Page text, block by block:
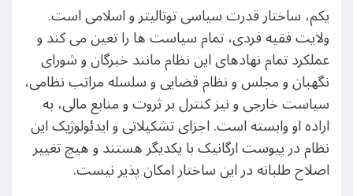
یکم، ساختار قدرت سیاسی توتالیتر و اسلامی است.
ولایت فقیه فردی، تمام سیاست ها را تعین می کند و
عملکرد تمام نهادهای این نظام مانند خبرگان و شورای
نگهبان و مجلس و نظام قضایی و سلسله مراتب نظامی،
سیاست خارجی و نیز کنترل بر ثروت و منابع مالی، به
اراده او وابسته است. اجزای تشکیلاتی و ایدئولوژیک این
نظام در پیوست ارگانیک با یکدیگر هستند و هیچ تغییر
اصلاح طلبانه در این ساختار امکان پذیر نیست.